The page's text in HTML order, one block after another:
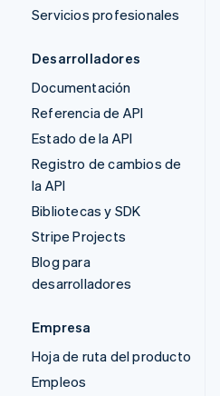
Servicios profesionales
Desarrolladores
Documentación
Referencia de API
Estado de la API
Registro de cambios de
la API
Bibliotecas y SDK
Stripe Projects
Blog para
desarrolladores
Empresa
Hoja de ruta del producto
Empleos